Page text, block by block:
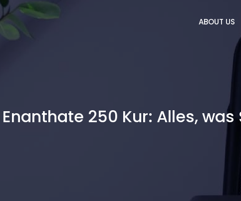
ABOUT US
250 Kur: Alles,